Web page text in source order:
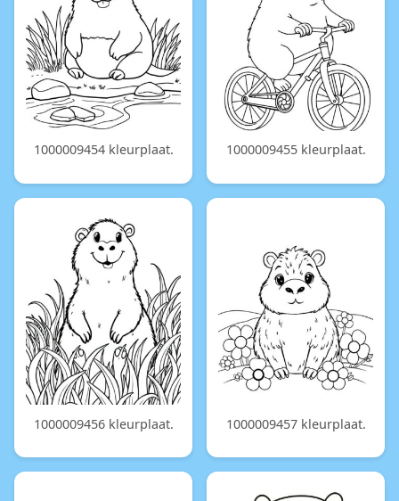
1000009454 kleurplaat. 1000009455 kleurplaat.
1000009456 kleurplaat. 1000009457 kleurplaat.